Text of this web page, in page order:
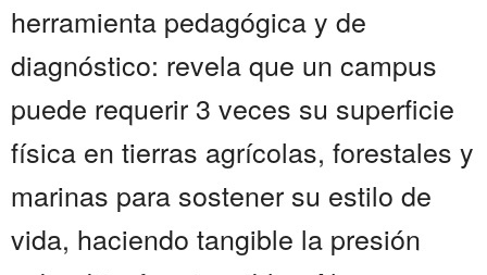
herramienta pedagógica y de
diagnóstico: revela que un campus
puede requerir 3 veces su superficie
física en tierras agrícolas, forestales y
marinas para sostener su estilo de
vida, haciendo tangible la presión